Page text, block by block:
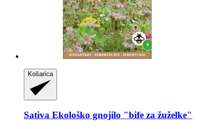
Košarica
Sativa Ekološko gnojilo "bife za žuželke"